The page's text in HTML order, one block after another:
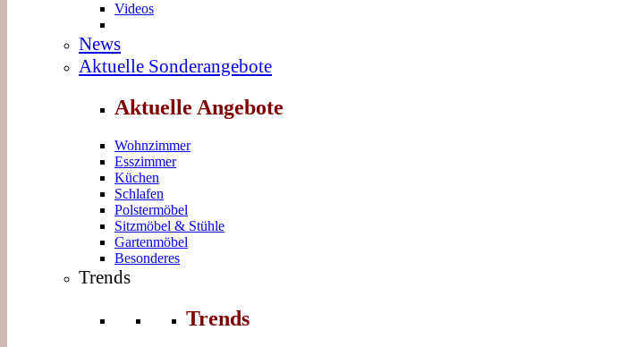
Videos
News
Aktuelle Sonderangebote
Aktuelle Angebote
Wohnzimmer
Esszimmer
Küchen
Schlafen
Polstermöbel
Sitzmöbel & Stühle
Gartenmöbel
Besonderes
Trends
Trends